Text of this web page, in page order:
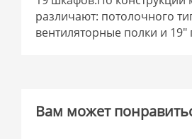
различают: потолочного
вентиляторные полки и 19"
Вам может